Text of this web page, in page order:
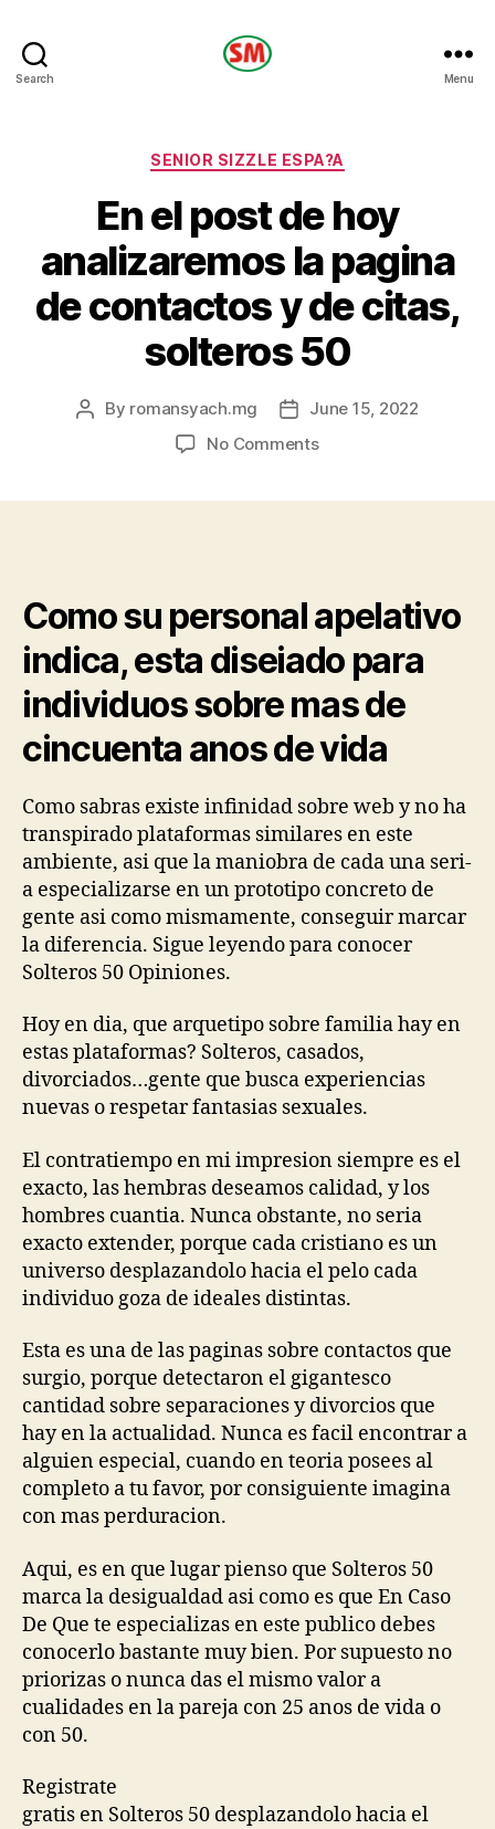
Search Menu
Categories
SENIOR SIZZLE ESPA?A
En el post de hoy
analizaremos la pagina
de contactos y de citas,
solteros 50
Post
By romansyach.mg
PostJune 15, 2022
No Commentson
la
pagina
de
contactos
y
citas,
50
Como su personal apelativo
indica, esta diseiado para
individuos sobre mas de
cincuenta anos de vida
Como sabras existe infinidad sobre web y no ha
transpirado plataformas similares en este
ambiente, asi que la maniobra de cada una seri­
a especializarse en un prototipo concreto de
gente asi­ como mismamente, conseguir marcar
la diferencia. Sigue leyendo para conocer
Solteros 50 Opiniones.
Hoy en dia, que arquetipo sobre familia hay en
estas plataformas? Solteros, casados,
divorciados…gente que busca experiencias
nuevas o respetar fantasias sexuales.
El contratiempo en mi impresion siempre es el
exacto, las hembras deseamos calidad, y los
hombres cuanti­a. Nunca obstante, no seri­a
exacto extender, porque cada cristiano es un
universo desplazandolo hacia el pelo cada
individuo goza de ideales distintas.
Esta es una de las paginas sobre contactos que
surgio, porque detectaron el gigantesco
cantidad sobre separaciones y divorcios que
hay en la actualidad. Nunca es facil encontrar a
alguien especial, cuando en teoria posees al
completo a tu favor, por consiguiente imagina
con mas perduracion.
Aqui, es en que lugar pienso que Solteros 50
marca la desigualdad asi­ como es que En Caso
De Que te especializas en este publico debes
conocerlo bastante muy bien. Por supuesto no
priorizas o nunca das el mismo valor a
cualidades en la pareja con 25 anos de vida o
con 50.
Registrate
gratis en Solteros 50 desplazandolo hacia el